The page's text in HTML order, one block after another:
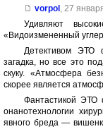
vorpol , 27
Удивляют
«Видоизмененный
Детективом ЭТО
загадка, но все это
скуку. «Атмосфера
скорее является
Фантастикой ЭТО
онанотехнологии
явного бреда —